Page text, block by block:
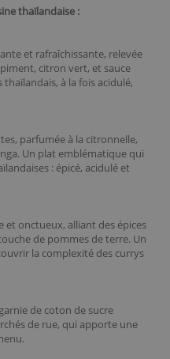
thaïlandaise :
et rafraîchissante, relevée
citron vert, et sauce
à la fois acidulé,
parfumée à la citronnelle,
Un plat emblématique qui
: épicé, acidulé et
et onctueux, alliant des épices
de pommes de terre. Un
la complexité des currys
de coton de sucre
de rue, qui apporte une